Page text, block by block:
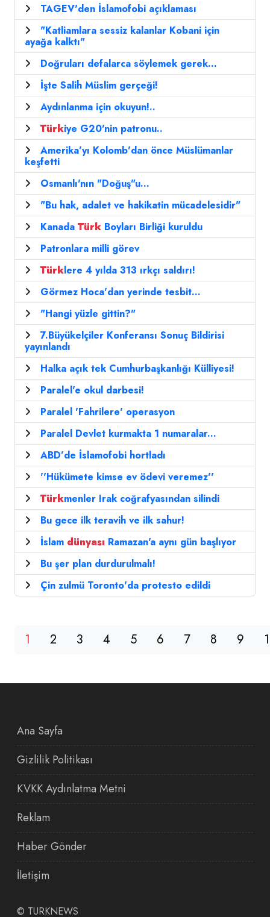
TAGEV'den İslamofobi açıklaması
"Katliamlara sessiz kalanlar Kobani için
ayağa kalktı"
Doğruları defalarca söylemek gerek...
İşte Salih Müslim gerçeği!
Aydınlanma için okuyun!..
Türkiye G20'nin patronu..
Amerika’yı Kolomb'dan önce Müslümanlar
keşfetti
Osmanlı'nın "Doğuş"u...
"Bu hak, adalet ve hakikatin mücadelesidir"
Kanada Türk Boyları Birliği kuruldu
Patronlara milli görev
Türklere 4 yılda 313 ırkçı saldırı!
Görmez Hoca'dan yerinde tesbit...
"Hangi yüzle gittin?"
7.Büyükelçiler Konferansı Sonuç Bildirisi
yayınlandı
Halka açık tek Cumhurbaşkanlığı Külliyesi!
Paralel'e okul darbesi!
Paralel 'Fahrilere' operasyon
Paralel Devlet kurmakta 1 numaralar...
ABD’de İslamofobi hortladı
''Hükümete kimse ev ödevi veremez''
Türkmenler Irak coğrafyasından silindi
Bu gece ilk teravih ve ilk sahur!
İslam dünyası Ramazan'a aynı gün başlıyor
Bu şer plan durdurulmalı!
Çin zulmü Toronto'da protesto edildi
1 2 3 4 5 6 7 8 9
Ana Sayfa
Gizlilik Politikası
KVKK Aydınlatma Metni
Reklam
Haber Gönder
İletişim
© TURKNEWS